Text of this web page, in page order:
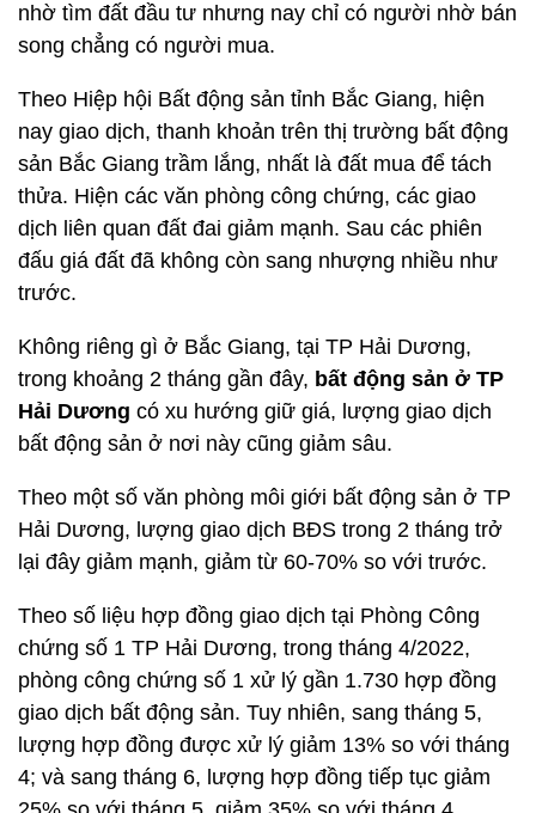
nhờ tìm đất đầu tư nhưng nay chỉ có người nhờ bán
song chẳng có người mua.
Theo Hiệp hội Bất động sản tỉnh Bắc Giang, hiện
nay giao dịch, thanh khoản trên thị trường bất động
sản Bắc Giang trầm lắng, nhất là đất mua để tách
thửa. Hiện các văn phòng công chứng, các giao
dịch liên quan đất đai giảm mạnh. Sau các phiên
đấu giá đất đã không còn sang nhượng nhiều như
trước.
Không riêng gì ở Bắc Giang, tại TP Hải Dương,
trong khoảng 2 tháng gần đây, bất động sản ở TP
Hải Dương có xu hướng giữ giá, lượng giao dịch
bất động sản ở nơi này cũng giảm sâu.
Theo một số văn phòng môi giới bất động sản ở TP
Hải Dương, lượng giao dịch BĐS trong 2 tháng trở
lại đây giảm mạnh, giảm từ 60-70% so với trước.
Theo số liệu hợp đồng giao dịch tại Phòng Công
chứng số 1 TP Hải Dương, trong tháng 4/2022,
phòng công chứng số 1 xử lý gần 1.730 hợp đồng
giao dịch bất động sản. Tuy nhiên, sang tháng 5,
lượng hợp đồng được xử lý giảm 13% so với tháng
4; và sang tháng 6, lượng hợp đồng tiếp tục giảm